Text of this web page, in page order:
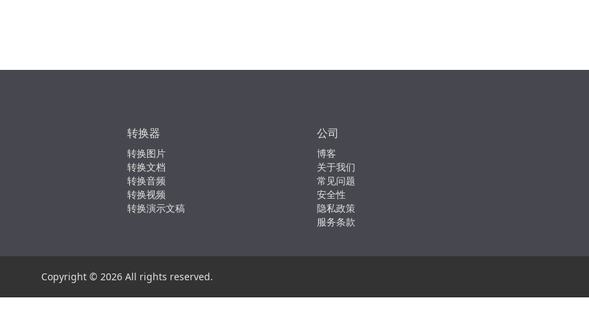
转换器
转换图片
转换文档
转换音频
转换视频
转换演示文稿
公司
博客
关于我们
常见问题
安全性
隐私政策
服务条款
Copyright © 2026 All rights reserved.